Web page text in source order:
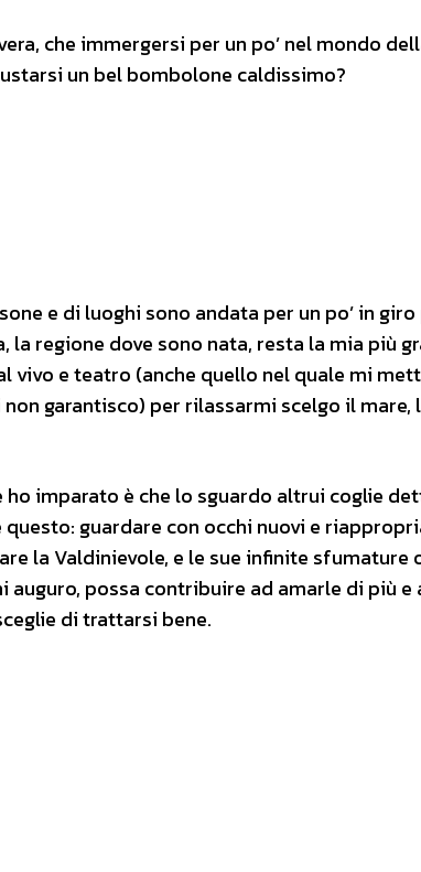
che immergersi per un po’ nel mondo
un bel bombolone caldissimo?
e di luoghi sono andata per un po’ in
la regione dove sono nata, resta la mia più
vivo e teatro (anche quello nel quale mi
garantisco) per rilassarmi scelgo il mare,
ho imparato è che lo sguardo altrui coglie
guardare con occhi nuovi e
la Valdinievole, e le sue infinite sfumature
possa contribuire ad amarle di più e
di trattarsi bene.